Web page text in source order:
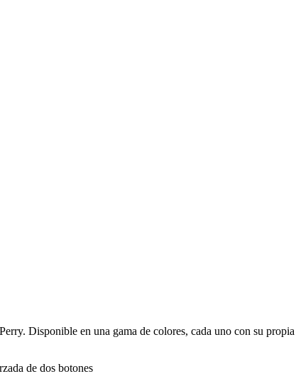
Disponible en una gama de colores, cada uno con su propia
de dos botones